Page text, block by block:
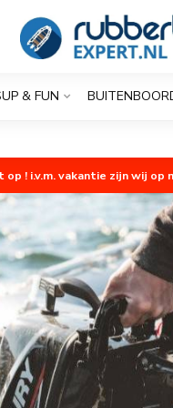
& FUN
op ! i.v.m. vakantie zijn wij op